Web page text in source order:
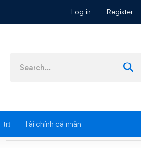
Log in Register
for:
trị Tài chính cá nhân